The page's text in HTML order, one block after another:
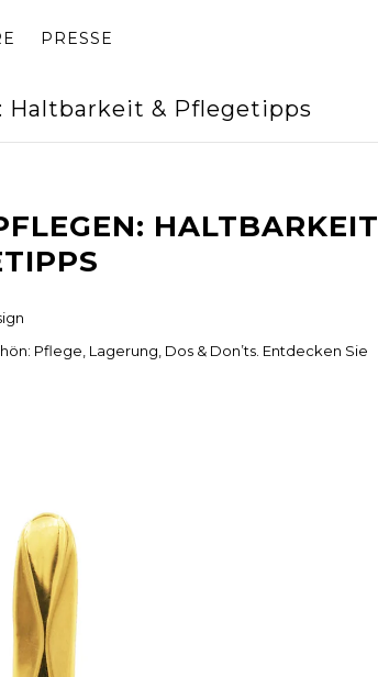
PRESSE
Haltbarkeit & Pflegetipps
HALTBARKEIT
Pflege, Lagerung, Dos & Don’ts. Entdecken Sie